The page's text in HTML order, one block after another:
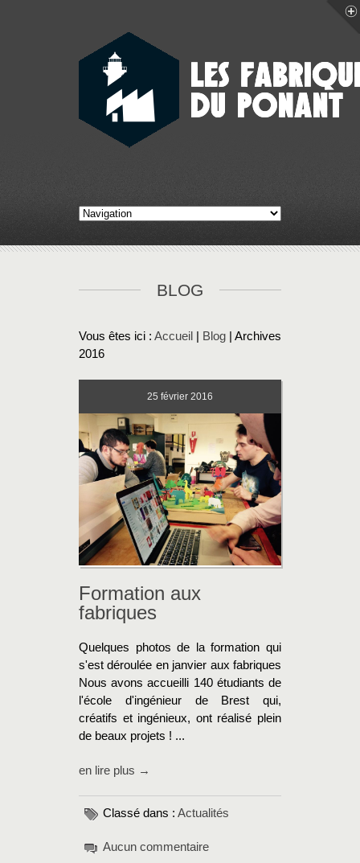
BLOG
Vous êtes ici : Accueil Blog | Archives
2016
25 février 2016
Formation aux
fabriques
Quelques photos de la formation qui
s'est déroulée en janvier aux fabriques
Nous avons accueilli 140 étudiants de
l'école d'ingénieur de Brest qui,
créatifs et ingénieux, ont réalisé plein
de beaux projets ! ...
en lire plus →
Classé dans : Actualités
Aucun commentaire